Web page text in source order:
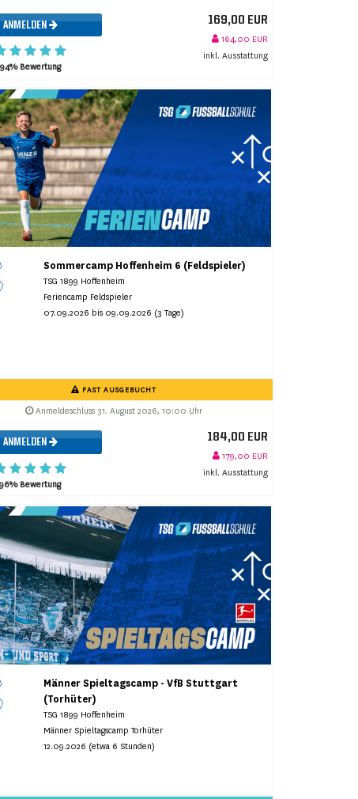
ANMELDEN
94% Bewertung
169,00 EUR
164,00 EUR
inkl. Ausstattung
Sommercamp Hoffenheim 6 (Feldspieler)
TSG 1899 Hoffenheim
Feriencamp Feldspieler
07.09.2026 bis 09.09.2026 (3 Tage)
FAST AUSGEBUCHT
Anmeldeschluss 31. August 2026, 10:00 Uhr
ANMELDEN
96% Bewertung
184,00 EUR
179,00 EUR
inkl. Ausstattung
Männer Spieltagscamp - VfB Stuttgart
(Torhüter)
TSG 1899 Hoffenheim
Männer Spieltagscamp Torhüter
12.09.2026 (etwa 6 Stunden)